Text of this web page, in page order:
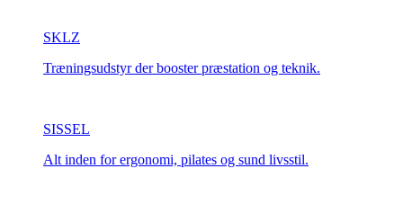
SKLZ
Træningsudstyr der booster præstation og teknik.
SISSEL
Alt inden for ergonomi, pilates og sund livsstil.